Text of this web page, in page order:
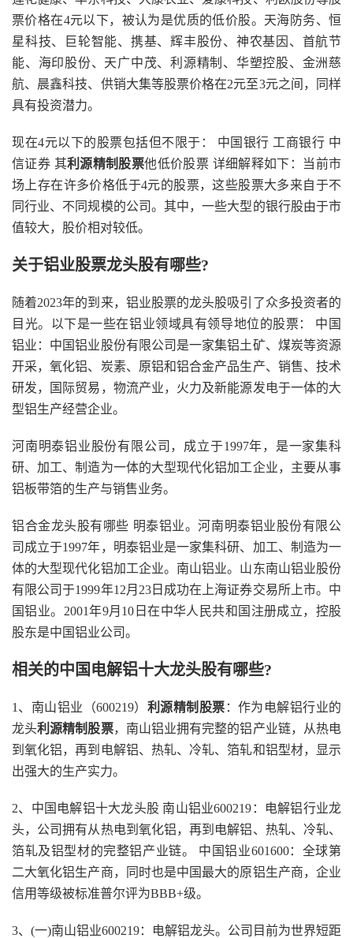
票价格在4元以下，被认为是优质的低价股。天海防务、恒
星科技、巨轮智能、携基、辉丰股份、神农基因、首航节
能、海印股份、天广中茂、利源精制、华塑控股、金洲慈
航、晨鑫科技、供销大集等股票价格在2元至3元之间，同样
具有投资潜力。
现在4元以下的股票包括但不限于： 中国银行 工商银行 中
信证券 其利源精制股票他低价股票 详细解释如下：当前市
场上存在许多价格低于4元的股票，这些股票大多来自于不
同行业、不同规模的公司。其中，一些大型的银行股由于市
值较大，股价相对较低。
关于铝业股票龙头股有哪些?
随着2023年的到来，铝业股票的龙头股吸引了众多投资者的
目光。以下是一些在铝业领域具有领导地位的股票： 中国
铝业：中国铝业股份有限公司是一家集铝土矿、煤炭等资源
开采，氧化铝、炭素、原铝和铝合金产品生产、销售、技术
研发，国际贸易，物流产业，火力及新能源发电于一体的大
型铝生产经营企业。
河南明泰铝业股份有限公司，成立于1997年，是一家集科
研、加工、制造为一体的大型现代化铝加工企业，主要从事
铝板带箔的生产与销售业务。
铝合金龙头股有哪些 明泰铝业。河南明泰铝业股份有限公
司成立于1997年，明泰铝业是一家集科研、加工、制造为一
体的大型现代化铝加工企业。南山铝业。山东南山铝业股份
有限公司于1999年12月23日成功在上海证券交易所上市。中
国铝业。2001年9月10日在中华人民共和国注册成立，控股
股东是中国铝业公司。
相关的中国电解铝十大龙头股有哪些?
1、南山铝业（600219） 利源精制股票 ：作为电解铝行业的
龙头利源精制股票，南山铝业拥有完整的铝产业链，从热电
到氧化铝，再到电解铝、热轧、冷轧、箔轧和铝型材，显示
出强大的生产实力。
2、中国电解铝十大龙头股 南山铝业600219：电解铝行业龙
头，公司拥有从热电到氧化铝，再到电解铝、热轧、冷轧、
箔轧及铝型材的完整铝产业链。 中国铝业601600：全球第
二大氧化铝生产商，同时也是中国最大的原铝生产商，企业
信用等级被标准普尔评为BBB+级。
3、(一)南山铝业600219：电解铝龙头。公司目前为世界短距